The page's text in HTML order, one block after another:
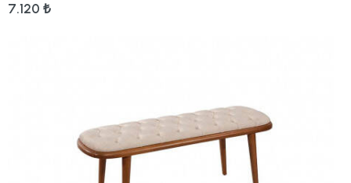
7.120 ₺